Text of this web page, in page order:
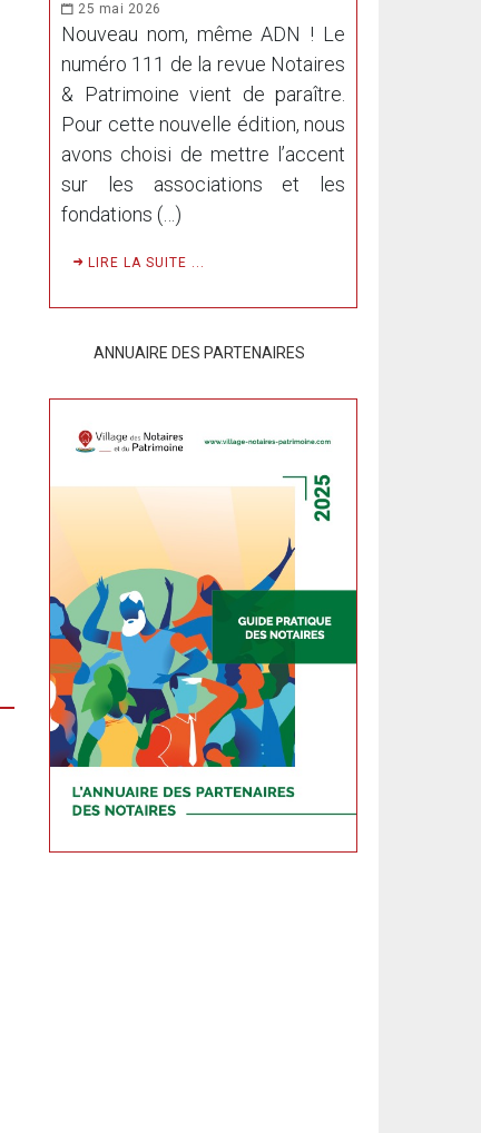
25 mai 2026
Nouveau nom, même ADN ! Le
numéro 111 de la revue Notaires
& Patrimoine vient de paraître.
Pour cette nouvelle édition, nous
avons choisi de mettre l’accent
sur les associations et les
fondations (…)
LIRE LA SUITE ...
ANNUAIRE DES PARTENAIRES